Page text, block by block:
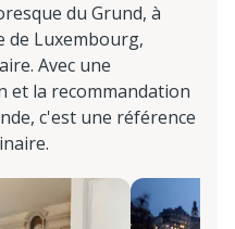
du Grund, à
de Luxembourg,
Avec une
et la recommandation
c'est une référence